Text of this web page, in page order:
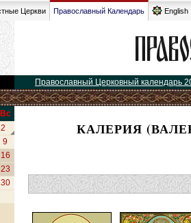
Церкви Православный Календарь English
Православный Церковный календарь
Вс
2
9
16
23
30
КАЛЕРИЯ